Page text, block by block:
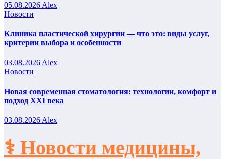
05.08.2026 Alex
Новости
Клиника пластической хирургии — что это: виды услуг,
критерии выбора и особенности
03.08.2026 Alex
Новости
Новая современная стоматология: технологии, комфорт и
подход XXI века
03.08.2026 Alex
⚕️ Новости медицины,